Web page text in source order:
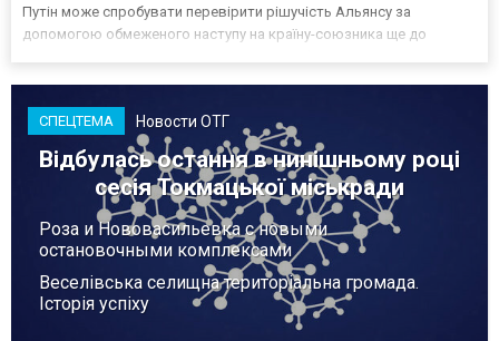
Путін може спробувати перевірити рішучість Альянсу за
допомогою обмеженого наступу на країну-союзника ще до
СПЕЦТЕМА Новости ОТГ
Відбулась остання в нинішньому році
сесія Токмацької міськради
Роза и Нововасильевка с новыми
остановочными комплексами
Веселівська селищна територіальна громада.
Історія успіху